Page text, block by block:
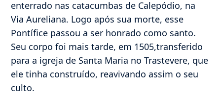
enterrado nas catacumbas de Calepódio, na
Via Aureliana. Logo após sua morte, esse
Pontífice passou a ser honrado como santo.
Seu corpo foi mais tarde, em 1505,transferido
para a igreja de Santa Maria no Trastevere, que
ele tinha construído, reavivando assim o seu
culto.